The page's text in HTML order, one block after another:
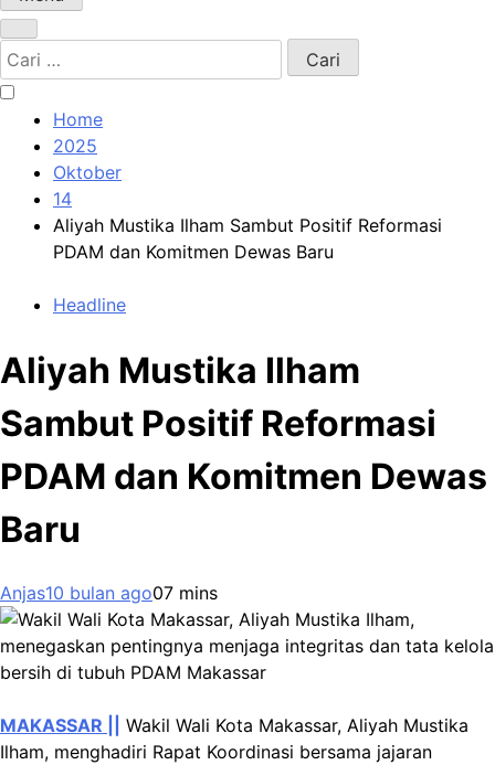
Cari
untuk:
Home
2025
Oktober
14
Aliyah Mustika Ilham Sambut Positif Reformasi
PDAM dan Komitmen Dewas Baru
Headline
Aliyah Mustika Ilham
Sambut Positif Reformasi
PDAM dan Komitmen Dewas
Baru
Anjas10 bulan ago07 mins
MAKASSAR ||
Wakil Wali Kota Makassar, Aliyah Mustika
Ilham, menghadiri Rapat Koordinasi bersama jajaran